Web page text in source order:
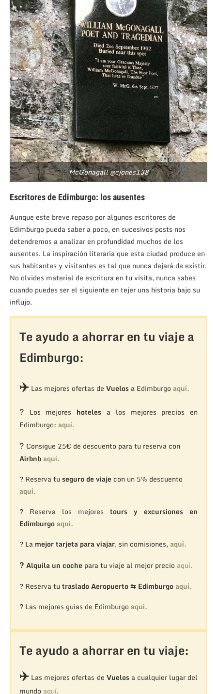
McGonagall @cjones138
Escritores de Edimburgo: los ausentes
Aunque este breve repaso por algunos escritores de
Edimburgo pueda saber a poco, en sucesivos posts nos
detendremos a analizar en profundidad muchos de los
ausentes. La inspiración literaria que esta ciudad produce en
sus habitantes y visitantes es tal que nunca dejará de existir.
No olvides material de escritura en tu visita, nunca sabes
cuando puedes ser el siguiente en tejer una historia bajo su
influjo.
Te ayudo a ahorrar en tu viaje a
Edimburgo:
✈️Las mejores ofertas de Vuelosa Edimburgo aquí.
? Los mejores hoteles a los mejores precios en
Edimburgo: aquí.
? Consigue 25€ de descuento para tu reserva con
Airbnb aquí.
? Reserva tu seguro de viaje con un 5% descuento
aquí.
? Reserva los mejorestours y excursiones en
Edimburgo aquí.
? La mejor tarjeta para viajar, sin comisiones, aquí.
? Alquila un coche para tu viaje al mejor precio aquí.
? Reserva tu traslado Aeropuerto ⇆ Edimburgo aquí.
? Las mejores guías de Edimburgo aquí.
Te ayudo a ahorrar en tu viaje:
✈️Las mejores ofertas de Vuelosa cualquier lugar del
mundo aquí.